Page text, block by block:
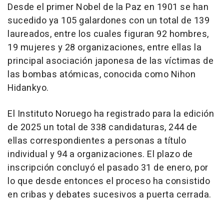
Desde el primer Nobel de la Paz en 1901 se han
sucedido ya 105 galardones con un total de 139
laureados, entre los cuales figuran 92 hombres,
19 mujeres y 28 organizaciones, entre ellas la
principal asociación japonesa de las víctimas de
las bombas atómicas, conocida como Nihon
Hidankyo.
El Instituto Noruego ha registrado para la edición
de 2025 un total de 338 candidaturas, 244 de
ellas correspondientes a personas a título
individual y 94 a organizaciones. El plazo de
inscripción concluyó el pasado 31 de enero, por
lo que desde entonces el proceso ha consistido
en cribas y debates sucesivos a puerta cerrada.